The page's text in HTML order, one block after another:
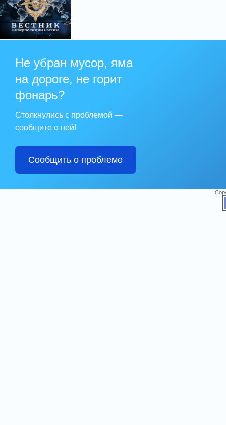
Не убран мусор, яма
на дороге, не горит
фонарь?
Столкнулись с проблемой —
сообщите о ней!
Сообщить о проблеме